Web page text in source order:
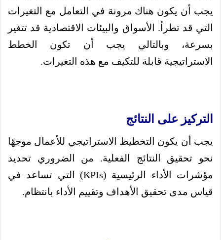
يجب أن يكون هناك مرونة في التعامل مع التغيرات
التي قد تطرأ. الأسواق والبيئات الاقتصادية قد تتغير
بسرعة، وبالتالي يجب أن تكون الخطط
الاستراتيجية قابلة للتكيف مع هذه التغيرات.
التركيز على النتائج
يجب أن يكون التخطيط الاستراتيجي للأعمال موجهًا
نحو تحقيق النتائج الفعلية. من الضروري تحديد
مؤشرات الأداء الرئيسية (KPIs) التي تساعد في
قياس مدى تحقيق الأهداف وتقييم الأداء بانتظام.